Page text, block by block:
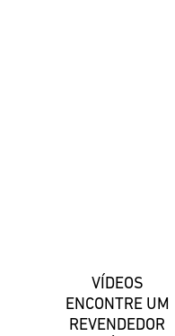
VÍDEOS
ENCONTRE UM
REVENDEDOR